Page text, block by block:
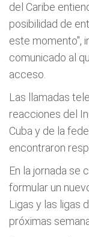
del Caribe
posibilidad de
este momento",
comunicado al
acceso.
Las llamadas
reacciones del
Cuba y de la
encontraron
En la jornada se
formular un
Ligas y las ligas
próximas